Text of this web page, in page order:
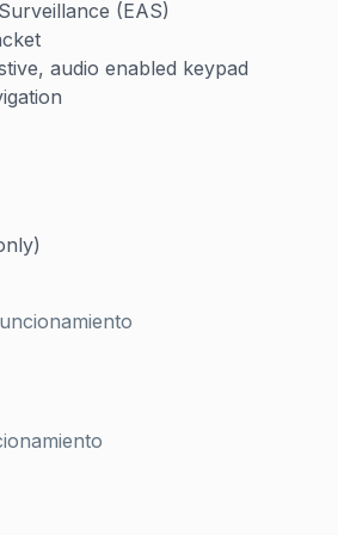
(EAS)
audio enabled keypad